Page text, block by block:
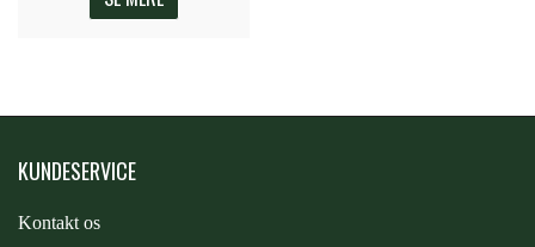
KUNDESERVICE
Kontakt os